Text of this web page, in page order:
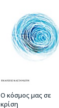
Ο κόσμος μας σε
κρίση